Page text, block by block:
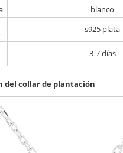
blanco
s925 plata
3-7 días
del collar de plantación